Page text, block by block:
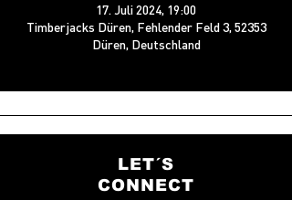
17. Juli 2024, 19:00
Timberjacks Düren, Fehlender Feld 3, 52353
Düren, Deutschland
LET´S
CONNECT